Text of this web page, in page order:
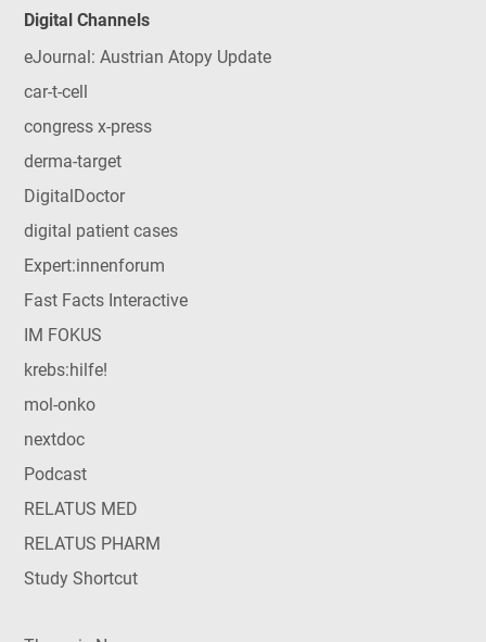
Digital Channels
eJournal: Austrian Atopy Update
car-t-cell
congress x-press
derma-target
DigitalDoctor
digital patient cases
Expert:innenforum
Fast Facts Interactive
IM FOKUS
krebs:hilfe!
mol-onko
nextdoc
Podcast
RELATUS MED
RELATUS PHARM
Study Shortcut